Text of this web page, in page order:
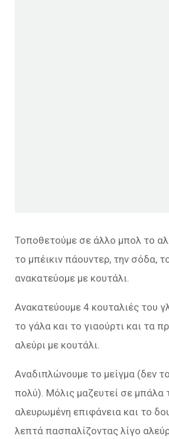
Τοποθετούμε σε άλλο μπολ το
το μπέικιν πάουντερ, την σόδα,
ανακατεύομε με κουτάλι.
Ανακατεύουμε 4 κουταλιές του
το γάλα και το γιαούρτι και τα
αλεύρι με κουτάλι.
Αναδιπλώνουμε το μείγμα (δεν
πολύ). Μόλις μαζευτεί σε μπάλα
αλευρωμένη επιφάνεια και το
λεπτά πασπαλίζοντας λίγο